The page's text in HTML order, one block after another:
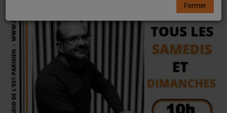
Fermer